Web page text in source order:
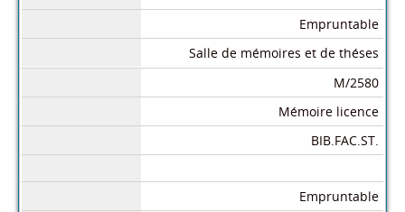
Empruntable
Salle de mémoires et de théses
M/2580
Mémoire licence
BIB.FAC.ST.
Empruntable